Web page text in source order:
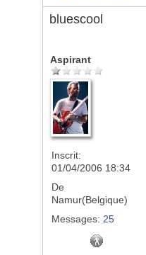
bluescool
Aspirant
Inscrit:
01/04/2006 18:34
De
Namur(Belgique)
Messages: 25